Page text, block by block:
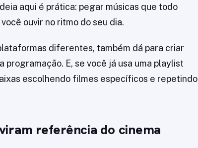
aqui é prática: pegar músicas que todo
ouvir no ritmo do seu dia.
diferentes, também dá para criar
programação. E, se você já usa uma playlist
escolhendo filmes específicos e repetindo
referência do cinema